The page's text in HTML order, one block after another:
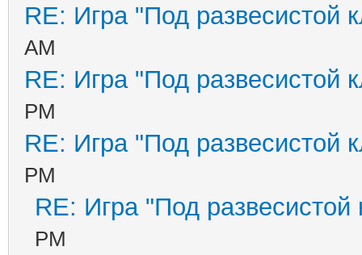
RE: Игра "Под развесистой
AM
RE: Игра "Под развесистой
PM
RE: Игра "Под развесистой
PM
RE: Игра "Под развесистой
PM